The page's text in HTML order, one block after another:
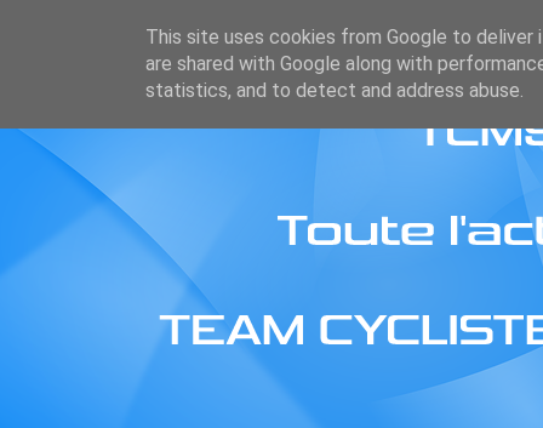
This site uses cookies from Google to deliver
are shared with Google along with
statistics, and to detect and address abuse.